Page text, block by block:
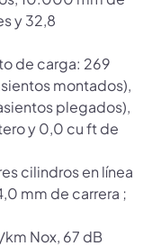
y 32,8
de carga: 269
montados),
plegados),
y 0,0 cu ft de
cilindros en línea
mm de carrera ;
Nox, 67 dB